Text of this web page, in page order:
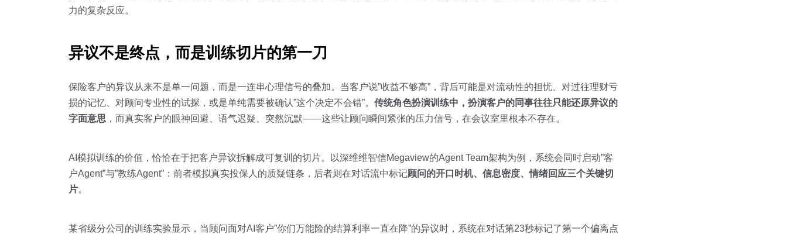
力的复杂反应。
异议不是终点，而是训练切片的第一刀
保险客户的异议从来不是单一问题，而是一连串心理信号的叠加。当客户说”收益不够高”，背后可能是对流动性的担忧、对过往理财亏
损的记忆、对顾问专业性的试探，或是单纯需要被确认”这个决定不会错”。 传统角色扮演训练中，扮演客户的同事往往只能还原异议的
字面意思 ，而真实客户的眼神回避、语气迟疑、突然沉默——这些让顾问瞬间紧张的压力信号，在会议室里根本不存在。
AI模拟训练的价值，恰恰在于把客户异议拆解成可复训的切片。以深维维智信Megaview的Agent Team架构为例，系统会同时启动”客
户Agent”与”教练Agent”：前者模拟真实投保人的质疑链条，后者则在对话流中标记顾问的开口时机、信息密度、情绪回应三个关键切
片。
某省级分公司的训练实验显示，当顾问面对AI客户”你们万能险的结算利率一直在降”的异议时，系统在对话第23秒标记了第一个偏离点